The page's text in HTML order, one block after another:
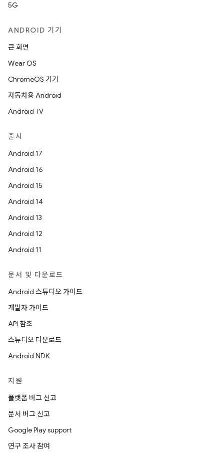
5G
ANDROID 기기
큰 화면
Wear OS
ChromeOS 기기
자동차용 Android
Android TV
출시
Android 17
Android 16
Android 15
Android 14
Android 13
Android 12
Android 11
문서 및 다운로드
Android 스튜디오 가이드
개발자 가이드
API 참조
스튜디오 다운로드
Android NDK
지원
플랫폼 버그 신고
문서 버그 신고
Google Play support
연구 조사 참여